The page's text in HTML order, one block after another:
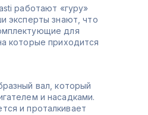
работают «гуру»
эксперты знают, что
для
которые приходится
вал, который
и насадками.
и проталкивает